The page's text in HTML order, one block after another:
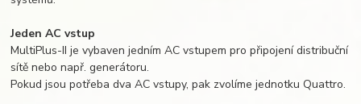
Jeden AC vstup
MultiPlus-II je vybaven jedním AC vstupem pro připojení distribuční
sítě nebo např. generátoru.
Pokud jsou potřeba dva AC vstupy, pak zvolíme jednotku Quattro.